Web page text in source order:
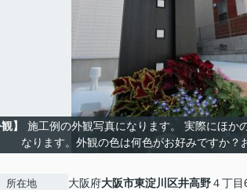
】
施工例の外観写真になります。 実際にほか
なります。外観の色は何色がお好みですか？
所在地 大阪府大阪市東淀川区井高野４丁目